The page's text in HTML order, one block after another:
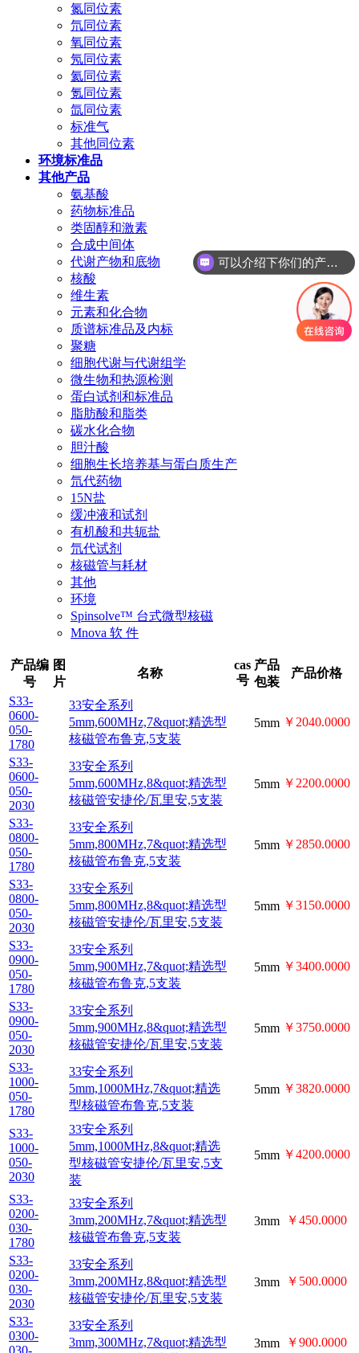
氮同位素
氘同位素
氧同位素
氖同位素
氦同位素
氪同位素
氙同位素
标准气
其他同位素
环境标准品
其他产品
氨基酸
药物标准品
类固醇和激素
合成中间体
代谢产物和底物
核酸
维生素
元素和化合物
质谱标准品及内标
聚糖
细胞代谢与代谢组学
微生物和热源检测
蛋白试剂和标准品
脂肪酸和脂类
碳水化合物
胆汁酸
细胞生长培养基与蛋白质生产
氘代药物
15N盐
缓冲液和试剂
有机酸和共轭盐
氘代试剂
核磁管与耗材
其他
环境
Spinsolve™ 台式微型核磁
Mnova 软 件
产品
编号
图片 名称
cas
号
产品
包装
产品价格
S33-
0600-
050-
1780
33安全系列
5mm,600MHz,7&quot;精
选型核磁管布鲁克,5支装
5mm ￥2040.0000
S33-
0600-
050-
2030
33安全系列
5mm,600MHz,8&quot;精
选型核磁管安捷伦/瓦里
5mm ￥2200.0000
S33-
0800-
050-
1780
33安全系列
5mm,800MHz,7&quot;精
选型核磁管布鲁克,5支装
S33-
0800-
050-
2030
33安全系列
5mm,800MHz,8&quot;精
选型核磁管安捷伦/瓦里
安,5支装
S33-
0900-
050-
1780
33安全系列
5mm,900MHz,7&quot;精
选型核磁管布鲁克,5支装
S33-
0900-
050-
2030
33安全系列
5mm,900MHz,8&quot;精
安,5支装
S33-
1000-
050-
1780
33安全系列
5mm,1000MHz,7&quot;
精选型核磁管布鲁克,5支
装
S33-
1000-
050-
2030
33安全系列
精选型核磁管安捷伦/瓦
里安,5支装
S33-
0200-
030-
1780
33安全系列
选型核磁管布鲁克,5支装
S33-
0200-
030-
2030
33安全系列
选型核磁管安捷伦/瓦里
安,5支装
可以介绍下你们的产品么